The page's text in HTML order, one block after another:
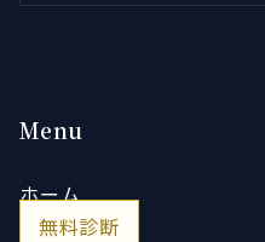
Menu
ホーム
無料診断